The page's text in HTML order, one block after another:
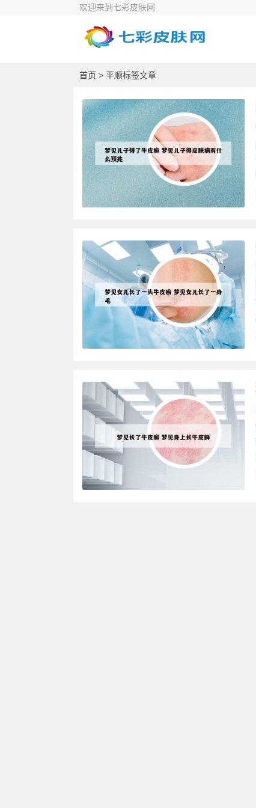
欢迎来到七彩皮肤网
首页 > 平顺标签文章